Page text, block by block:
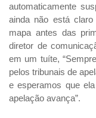
automaticamente
ainda não está
mapa antes das
diretor de
em um tuíte,
pelos tribunais de
e esperamos que
apelação avança”.